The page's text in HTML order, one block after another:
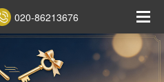
020-86213676